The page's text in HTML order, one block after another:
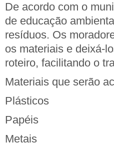
De acordo com o
de educação
resíduos. Os
os materiais e deixá-
roteiro, facilitando o
Materiais que serão
Plásticos
Papéis
Metais